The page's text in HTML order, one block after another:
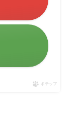
ポチップ